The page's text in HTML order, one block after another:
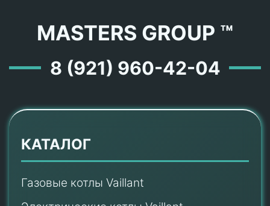
MASTERS GROUP ™
8 (921) 960-42-04
КАТАЛОГ
Газовые котлы Vaillant